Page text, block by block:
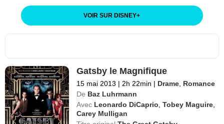
VOIR SUR DISNEY+
Gatsby le Magnifique
15 mai 2013 | 2h 22min | Drame Romance
De Baz Luhrmann
Avec Leonardo DiCaprio ,Tobey Maguire
Carey Mulligan